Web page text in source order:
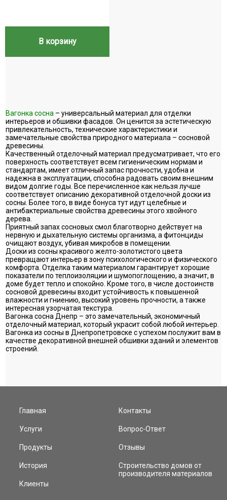
В корзину
Вагонка сосна – универсальный материал для отделки
интерьеров и обшивки фасадов. Он ценится за эстетическую
привлекательность, технические характеристики и
замечательные свойства природного материала – сосновой
древесины.
Качественный отделочный материал предусматривает, что его
поверхность соответствует всем гигиеническим нормам и
стандартам, имеет отличный запас прочности, удобна и
надежна в эксплуатации, способна радовать своим внешним
видом долгие годы. Все перечисленное как нельзя лучше
соответствует описанию декоративной отделочной доски из
сосны. Более того, в виде бонуса тут идут целебные и
антибактериальные свойства древесины этого хвойного
дерева.
Приятный запах сосновых смол благотворно действует на
нервную и дыхательную системы организма, а фитонциды
очищают воздух, убивая микробов в помещении.
Доски из сосны красивого желто-золотистого цвета
превращают интерьер в зону психологического и физического
комфорта. Отделка таким материалом гарантирует хорошие
показатели по теплоизоляции и шумопоглощению, а значит, в
доме будет тепло и спокойно. Кроме того, в числе достоинств
сосновой древесины входит устойчивость к повышенной
влажности и гниению, высокий уровень прочности, а также
интересная узорчатая текстура.
Вагонка сосна Днепр – это замечательный, экономичный
отделочный материал, который украсит собой любой интерьер.
Вагонка из сосны в Днепропетровске с успехом послужит вам в
качестве декоративной внешней обшивки зданий и элементов
строений.
Главная
Услуги
Продукты
История
Клиенты
Контакты
Вопрос-Ответ
Отзывы
Строительство домов от
производителя материалов